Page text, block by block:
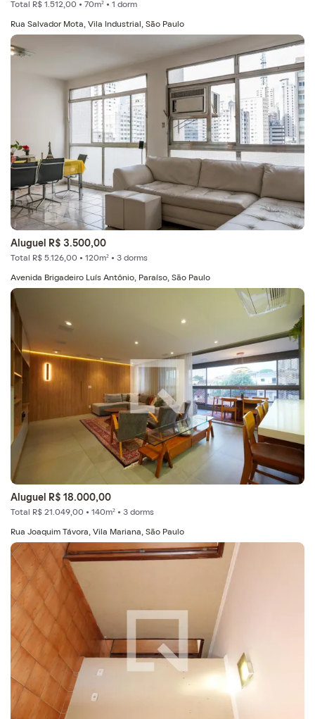
Total R$ 1.512,00 • 70m² • 1 dorm
Rua Salvador Mota, Vila Industrial, São Paulo
Aluguel R$ 3.500,00
Total R$ 5.126,00 • 120m² • 3 dorms
Avenida Brigadeiro Luís Antônio, Paraíso, São Paulo
Aluguel R$ 18.000,00
Total R$ 21.049,00 • 140m² • 3 dorms
Rua Joaquim Távora, Vila Mariana, São Paulo